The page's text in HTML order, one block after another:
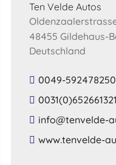
Ten Velde Autos
48455 Gildehaus-
Deutschland
0049-
0031(0)652661321
​info​@​tenvelde​-​
​www​.​tenvelde​-​